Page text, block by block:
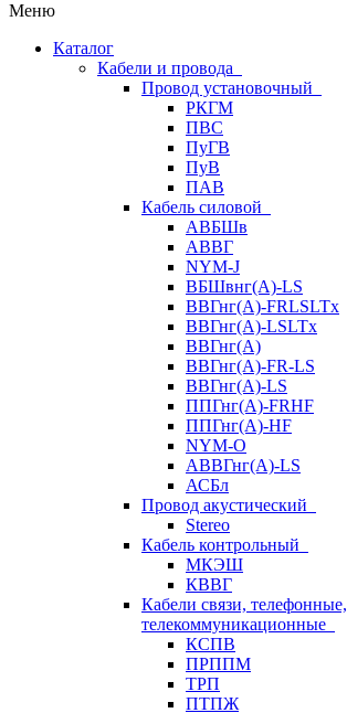
Меню
Каталог
Кабели и провода
Провод установочный
РКГМ
ПВС
ПуГВ
ПуВ
ПАВ
Кабель силовой
АВБШв
АВВГ
NYM-J
ВБШвнг(А)-LS
ВВГнг(A)-FRLSLTx
ВВГнг(A)-LSLTx
ВВГнг(А)
ВВГнг(А)-FR-LS
ВВГнг(А)-LS
ППГнг(А)-FRHF
ППГнг(А)-HF
NYM-O
АВВГнг(А)-LS
АСБл
Провод акустический
Stereo
Кабель контрольный
МКЭШ
КВВГ
Кабели связи, телефонные,
телекоммуникационные
КСПВ
ПРППМ
ТРП
ПТПЖ